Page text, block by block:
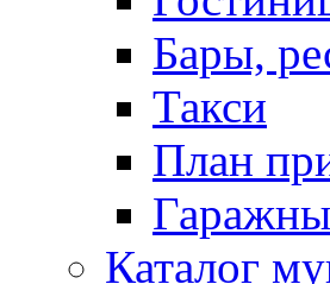
Бары,
Такси
План
Каталог